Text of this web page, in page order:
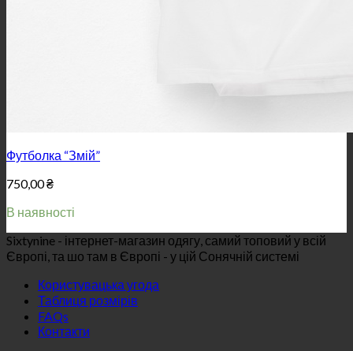
Футболка “Змій”
750,00₴
В наявності
Sixtynine - інтернет-магазин одягу, самий топовий у всій
Європі, та шо там в Європі - у цій Сонячній системі
Користувацька угода
Таблиця розмірів
FAQs
Контакти